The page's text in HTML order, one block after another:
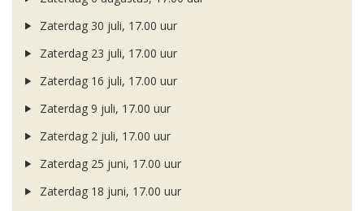
Zaterdag 30 juli, 17.00 uur
Zaterdag 23 juli, 17.00 uur
Zaterdag 16 juli, 17.00 uur
Zaterdag 9 juli, 17.00 uur
Zaterdag 2 juli, 17.00 uur
Zaterdag 25 juni, 17.00 uur
Zaterdag 18 juni, 17.00 uur